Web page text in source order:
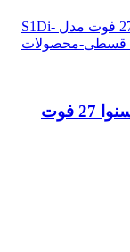
یخچال فریزر ساید بای ساید هوشمند اسنوا 27 فوت